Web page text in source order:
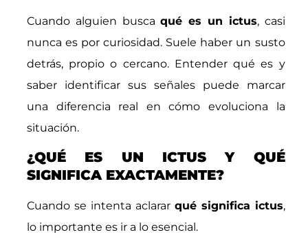
Cuando alguien buscaqué es un ictus, casi
nunca es por curiosidad. Suele haber un susto
detrás, propio o cercano. Entender qué es y
saber identificar sus señales puede marcar
una diferencia real en cómo evoluciona la
situación.
¿QUÉ ES UN ICTUS Y QUÉ
SIGNIFICA EXACTAMENTE?
Cuando se intenta aclarar qué significa ictus,
lo importante es ir a lo esencial.